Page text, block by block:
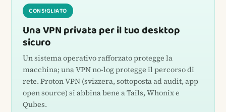
CONSIGLIATO
Una VPN privata per il tuo desktop
sicuro
Un sistema operativo rafforzato protegge la
macchina; una VPN no-log protegge il percorso di
rete. Proton VPN (svizzera, sottoposta ad audit, app
open source) si abbina bene a Tails, Whonix e
Qubes.